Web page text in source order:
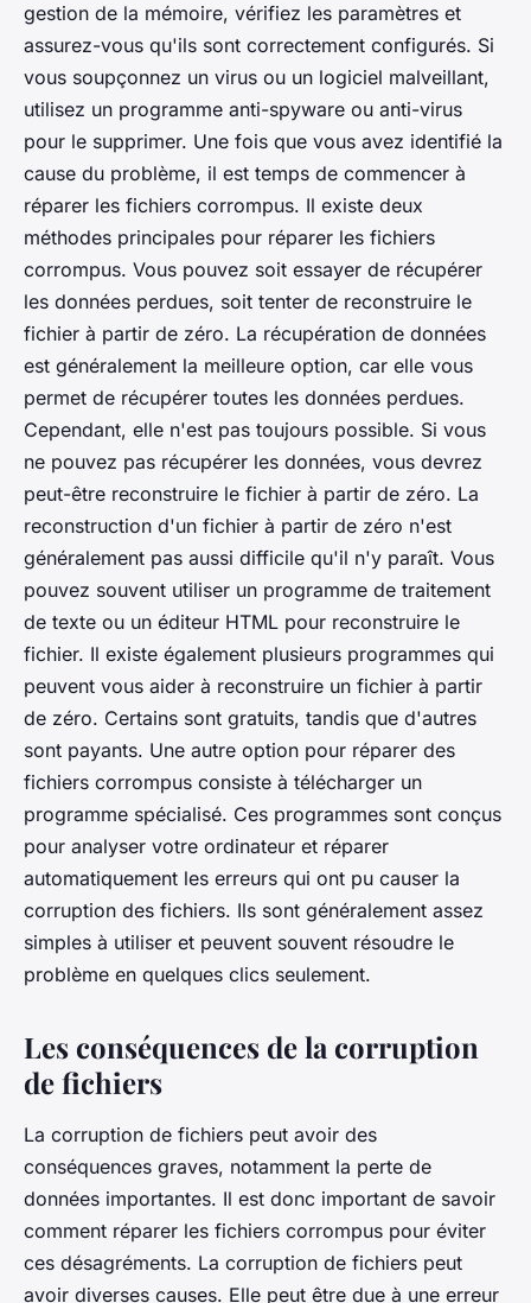
gestion de la mémoire, vérifiez les paramètres et
assurez-vous qu'ils sont correctement configurés. Si
vous soupçonnez un virus ou un logiciel malveillant,
utilisez un programme anti-spyware ou anti-virus
pour le supprimer. Une fois que vous avez identifié la
cause du problème, il est temps de commencer à
réparer les fichiers corrompus. Il existe deux
méthodes principales pour réparer les fichiers
corrompus. Vous pouvez soit essayer de récupérer
les données perdues, soit tenter de reconstruire le
fichier à partir de zéro. La récupération de données
est généralement la meilleure option, car elle vous
permet de récupérer toutes les données perdues.
Cependant, elle n'est pas toujours possible. Si vous
ne pouvez pas récupérer les données, vous devrez
peut-être reconstruire le fichier à partir de zéro. La
reconstruction d'un fichier à partir de zéro n'est
généralement pas aussi difficile qu'il n'y paraît. Vous
pouvez souvent utiliser un programme de traitement
de texte ou un éditeur HTML pour reconstruire le
fichier. Il existe également plusieurs programmes qui
peuvent vous aider à reconstruire un fichier à partir
de zéro. Certains sont gratuits, tandis que d'autres
sont payants. Une autre option pour réparer des
fichiers corrompus consiste à télécharger un
programme spécialisé. Ces programmes sont conçus
pour analyser votre ordinateur et réparer
automatiquement les erreurs qui ont pu causer la
corruption des fichiers. Ils sont généralement assez
simples à utiliser et peuvent souvent résoudre le
problème en quelques clics seulement.
Les conséquences de la corruption
de fichiers
La corruption de fichiers peut avoir des
conséquences graves, notamment la perte de
données importantes. Il est donc important de savoir
comment réparer les fichiers corrompus pour éviter
ces désagréments. La corruption de fichiers peut
avoir diverses causes. Elle peut être due à une erreur